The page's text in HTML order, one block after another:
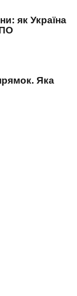
як Україна
Яка